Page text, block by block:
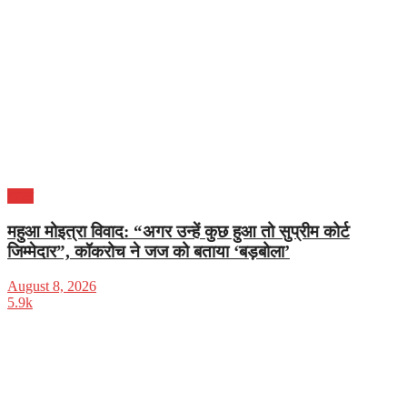
महुआ मोइत्रा विवाद: “अगर उन्हें कुछ हुआ तो सुप्रीम कोर्ट
जिम्मेदार”, कॉकरोच ने जज को बताया ‘बड़बोला’
August 8, 2026
5.9k